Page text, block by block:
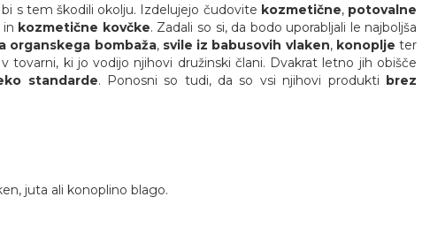
s tem škodili okolju. Izdelujejo čudovite kozmetične, potovalne
in kozmetične kovčke. Zadali so si, da bodo uporabljali le najboljša
organskega bombaža, svile iz babusovih vlaken, konoplje ter
ki jo vodijo njihovi družinski člani. Dvakrat letno jih obišče
standarde. Ponosni so tudi, da so vsi njihovi produkti brez
juta ali konoplino blago.